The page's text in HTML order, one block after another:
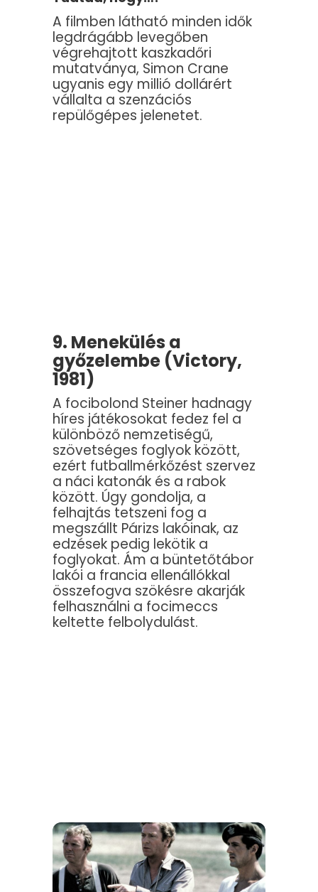
A filmben látható minden idők
legdrágább levegőben
végrehajtott kaszkadőri
mutatványa, Simon Crane
ugyanis egy millió dollárért
vállalta a szenzációs
repülőgépes jelenetet.
9. Menekülés a
győzelembe (Victory,
1981)
A focibolond Steiner hadnagy
híres játékosokat fedez fel a
különböző nemzetiségű,
szövetséges foglyok között,
ezért futballmérkőzést szervez
a náci katonák és a rabok
között. Úgy gondolja, a
felhajtás tetszeni fog a
megszállt Párizs lakóinak, az
edzések pedig lekötik a
foglyokat. Ám a büntetőtábor
lakói a francia ellenállókkal
összefogva szökésre akarják
felhasználni a focimeccs
keltette felbolydulást.